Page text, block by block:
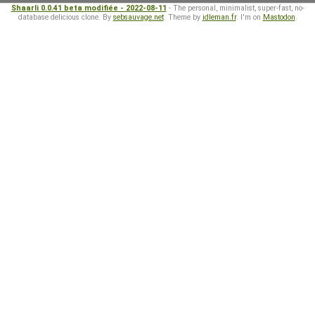
Shaarli 0.0.41 beta modifiée - 2022-08-11 - The personal, minimalist, super-fast, no-
database delicious clone. By sebsauvage.net. Theme by idleman.fr. I'm on Mastodon.